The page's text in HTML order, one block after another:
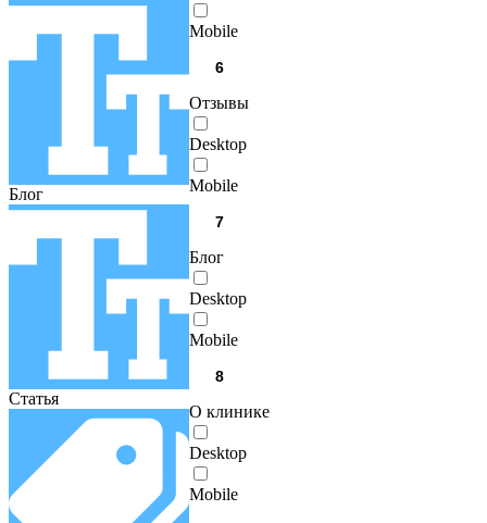
Блог
Статья
Mobile
Отзывы
Desktop
Mobile
Блог
Desktop
Mobile
О клинике
Desktop
Mobile